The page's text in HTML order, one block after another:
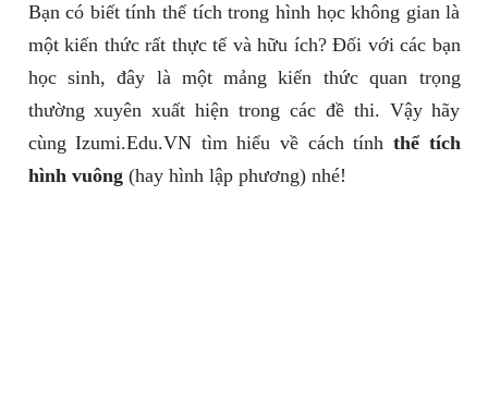
Bạn có biết tính thể tích trong hình học không gian là
một kiến thức rất thực tế và hữu ích? Đối với các bạn
học sinh, đây là một mảng kiến thức quan trọng
thường xuyên xuất hiện trong các đề thi. Vậy hãy
cùng Izumi.Edu.VN tìm hiểu về cách tính thể tích
hình vuông(hay hình lập phương) nhé!